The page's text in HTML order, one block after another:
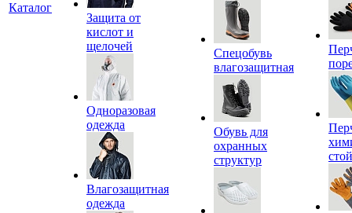
Каталог
Защита от
кислот и
щелочей
Одноразовая
одежда
Влагозащитная
одежда
Спецобувь
влагозащитная
Обувь для
охранных
структур